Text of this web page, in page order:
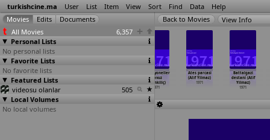
turkishcine.ma User List Item View Sort Find Data Help
All Movies
6,357
Personal Lists
No personal lists
Favorite Lists
No favorite lists
Featured Lists
videosu olanlar
505
Local Volumes
No local volumes
View Info
Üç arkadas
(Memduh Ün)
1971
Profesyoneller
(Yavuz
Yalinkiliç)
1971
Ates parcasi
(Atif Yilmaz)
1971
Battalgazi
destani (Atif
Yilmaz)
1971